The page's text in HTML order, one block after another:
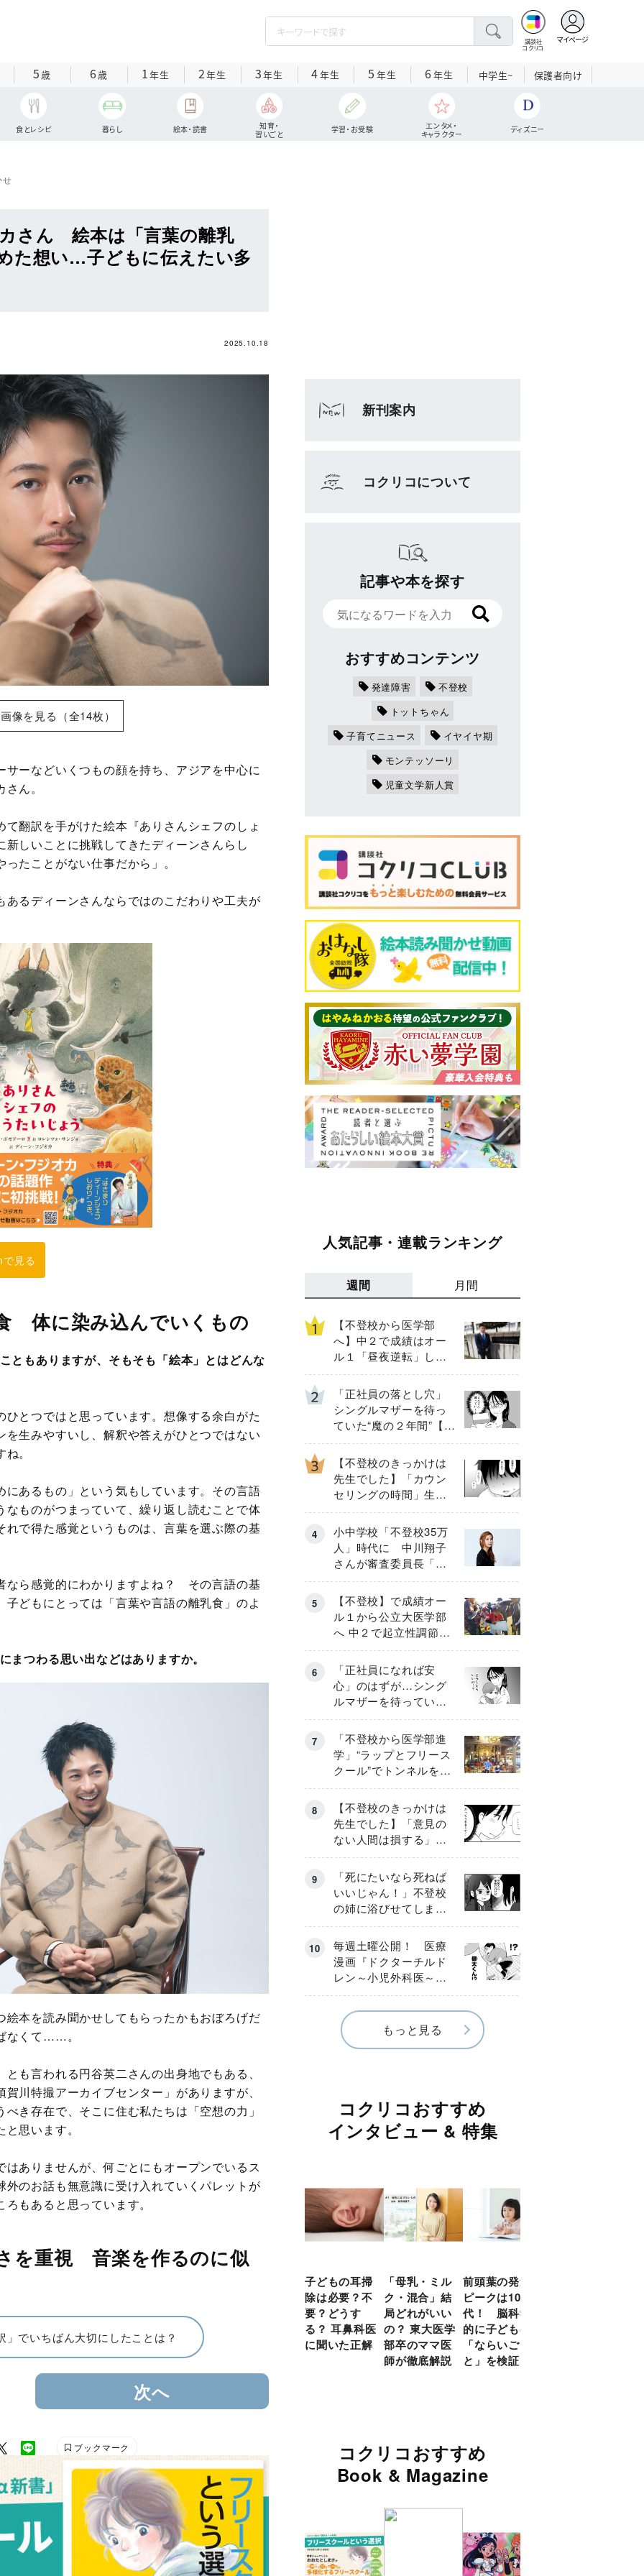
講談社
コクリコ
マイページ
5歳 6歳 1年生 2年生 3年生 4年生 5 年生 6 年生 中学生~ 保護者向け
食とレシピ 暮らし 絵本・読書
知育・
習いごと
学習・お受験
エンタメ・
キャラクター
ディズニー
せ
さん 絵本は「言葉の離乳
た想い…子どもに伝えたい多
2025.10.18
像を見る（全14枚）
ーなどいくつもの顔を持ち、アジアを中心に
ん。
翻訳を手がけた絵本『ありさんシェフのしょ
しいことに挑戦してきたディーンさんらし
たことがない仕事だから」。
るディーンさんならではのこだわりや工夫が
見る
体に染み込んでいくもの
ともありますが、そもそも「絵本」とはどんな
ひとつではと思っています。想像する余白がた
生みやすいし、解釈や答えがひとつではない
。
あるもの」という気もしています。その言語
ものがつまっていて、繰り返し読むことで体
で得た感覚というものは、言葉を選ぶ際の基
なら感覚的にわかりますよね？ その言語の基
どもにとっては「言葉や言語の離乳食」のよ
つわる思い出などはありますか。
絵本を読み聞かせしてもらったかもおぼろげだ
なくて……。
も言われる円谷英二さんの出身地でもある、
川特撮アーカイブセンター」がありますが、
き存在で、そこに住む私たちは「空想の力」
思います。
ありませんが、何ごとにもオープンでいるス
のお話も無意識に受け入れていくパレットが
もあると思っています。
を重視 音楽を作るのに似
」でいちばん大切にしたことは？
次へ
ブックマーク
新刊案内
コクリコについて
記事や本を探す
おすすめコンテンツ
発達障害
不登校
トットちゃん
子育てニュース
イヤイヤ期
モンテッソーリ
児童文学新人賞
人気記事・連載ランキング
週間 月間
【不登校から医学部
へ】中２で成績はオー
ル１「昼夜逆転」した
わが子を”夜遊び”に連れ
出した母の気づき
「正社員の落とし穴」
シングルマザーを待っ
ていた“魔の２年間”【後
編】
【不登校のきっかけは
先生でした】「カウン
セリングの時間」生徒
の情報をバラしたの
は…《第２話》
小中学校「不登校35万
人」時代に 中川翔子
さんが審査委員長「不
登校生動画甲子園
2026」が開催
【不登校】で成績オー
ル１から公立大医学部
へ 中２で起立性調節障
害「治るまで３年」の
診断 そのとき母は
「正社員になれば安
心」のはずが…シング
ルマザーを待ってい
た“魔の２年間”【前編】
「不登校から医学部進
学」“ラップとフリース
クール”でトンネルを脱
して高校受験へ〔元野
球少年の実話〕
【不登校のきっかけは
先生でした】「意見の
ない人間は損する」担
任の一言が苦しみに…
《第１話》
「死にたいなら死ねば
いいじゃん！」不登校
の姉に浴びせてしまっ
た言葉【番外編・後
編】
毎週土曜公開！ 医療
漫画『ドクターチルド
レン～小児外科医～』
【Episode.４】
もっと見る
コクリコおすすめ
インタビュー & 特集
子どもの耳掃
除は必要？不
要？どうす
る？ 耳鼻科医
に聞いた正解
「母乳・ミル
ク・混合」結
局どれがいい
の？ 東大医学
部卒のママ医
師が徹底解説
前頭葉の発達
ピークは10
代！ 脳科学
的に子どもの
「ならいご
と」を検証
コクリコおすすめ
Book & Magazine